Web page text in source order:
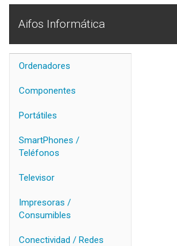
Aifos Informática
Ordenadores
Componentes
Portátiles
SmartPhones /
Teléfonos
Televisor
Impresoras /
Consumibles
Conectividad / Redes